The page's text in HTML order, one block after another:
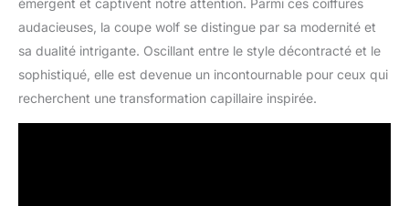
audacieuses, la coupe wolf se distingue par sa modernité et
sa dualité intrigante. Oscillant entre le style décontracté et le
sophistiqué, elle est devenue un incontournable pour ceux qui
recherchent une transformation capillaire inspirée.